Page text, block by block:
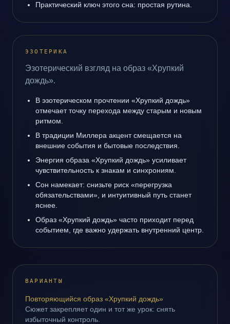
Практический ключ этого сна: простая рутина.
ЭЗОТЕРИКА
Эзотерический взгляд на образ «Хрупкий
дождь».
В эзотерическом прочтении «Хрупкий дождь»
отмечает точку перехода между старым и новым
ритмом.
В традиции Миллера акцент смещается на
внешние события и бытовые последствия.
Энергия образа «Хрупкий дождь» усиливает
чувствительность к знакам и синхрониям.
Сон намекает: снизьте риск «перегрузка
обязательствами», и интуитивный путь станет
яснее.
Образ «Хрупкий дождь» часто приходит перед
событием, где важно удержать внутренний центр.
ВАРИАНТЫ
Повторяющийся образ «Хрупкий дождь»
Сюжет закрепляет один и тот же урок: снять
избыточный контроль.